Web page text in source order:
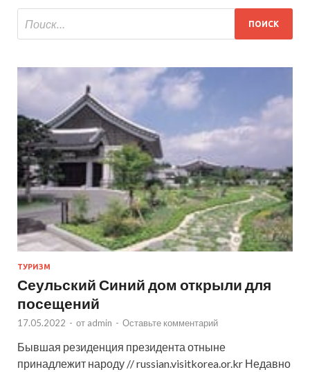
ТУРИЗМ
Сеульский Синий дом открыли для
посещений
17.05.2022 - от admin - Оставьте комментарий
Бывшая резиденция президента отныне
принадлежит народу // russian.visitkorea.or.kr Недавно